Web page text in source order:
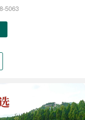
5063